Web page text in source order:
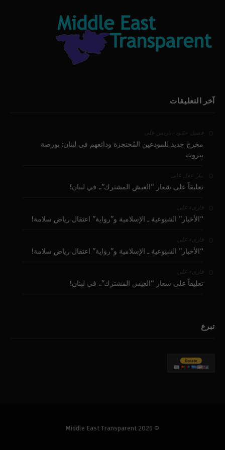
آخر التعليقات
فضيل حمّود - باريس على
مخرج جديد للمودعين المُحتجزة ودائعهم في لبنان: بورصة
بيروت
بيار عقل على
تعليقاً على شعار “العيش المشترك”.. في لبنان!
قارىء على
“الأخبار” الشيوعية ـ الإسلامية و”رواية” اعتقال رياض سلامة!
قارىء على
“الأخبار” الشيوعية ـ الإسلامية و”رواية” اعتقال رياض سلامة!
قارىء على
تعليقاً على شعار “العيش المشترك”.. في لبنان!
تبرع
© 2026 Middle East Transparent